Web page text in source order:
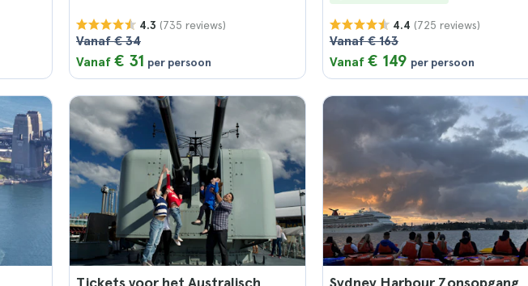
4.3 (735 reviews)
Vanaf € 34
Vanaf € 31 per persoon
4.4 (725 reviews)
Vanaf € 163
Vanaf € 149 per persoon
Tickets voor het Australisch
Sydney Harbour Zonsopgang